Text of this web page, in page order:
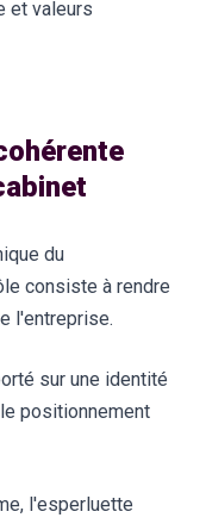
et valeurs
du
consiste à rendre
l'entreprise.
sur une identité
positionnement
l'esperluette